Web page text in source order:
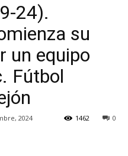
24).
su
un equipo
Fútbol
2024 0
1462